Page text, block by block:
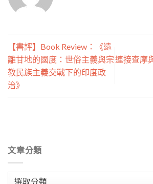
【書評】Book Review：《遠
離甘地的國度：世俗主義與宗
教民族主義交戰下的印度政
治》
連接查摩
文章分類